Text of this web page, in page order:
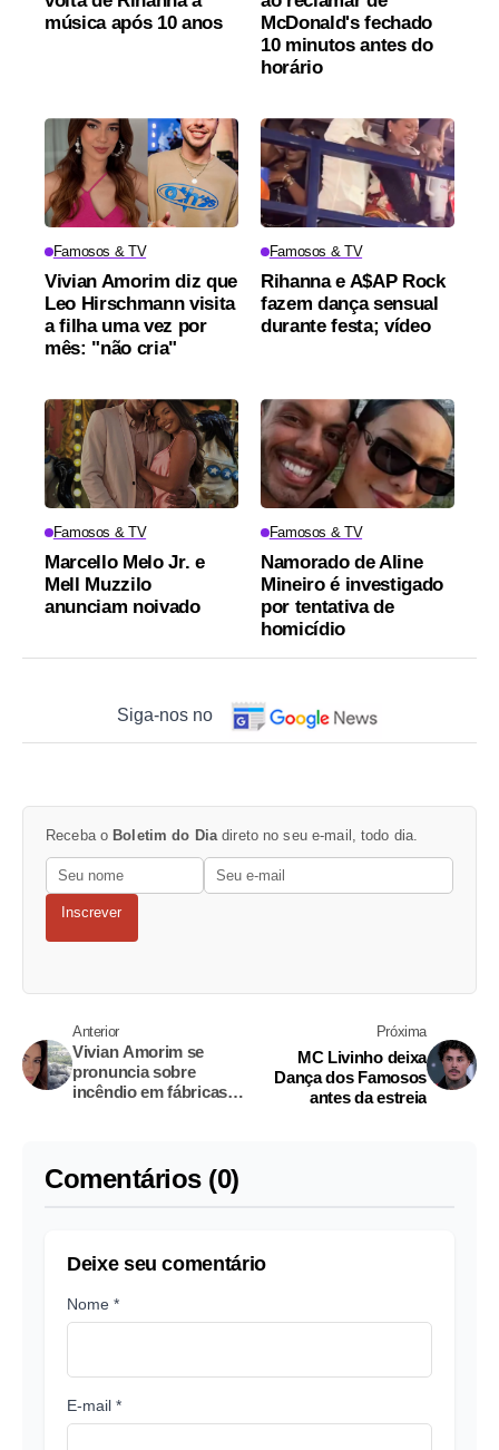
música após 10 anos
McDonald's fechado
10 minutos antes do
horário
Famosos & TV
Vivian Amorim diz que
Leo Hirschmann visita
a filha uma vez por
mês: "não cria"
Famosos & TV
Rihanna e A$AP Rock
fazem dança sensual
durante festa; vídeo
Famosos & TV
Marcello Melo Jr. e
Mell Muzzilo
anunciam noivado
Famosos & TV
Namorado de Aline
Mineiro é investigado
por tentativa de
homicídio
Siga-nos no
Receba o Boletim do Dia direto no seu e-mail, todo dia.
Inscrever
Anterior
Vivian Amorim se
pronuncia sobre
incêndio em fábricas
Próxima
MC Livinho deixa
Dança dos Famosos
antes da estreia
Comentários (0)
Deixe seu comentário
Nome *
E-mail *